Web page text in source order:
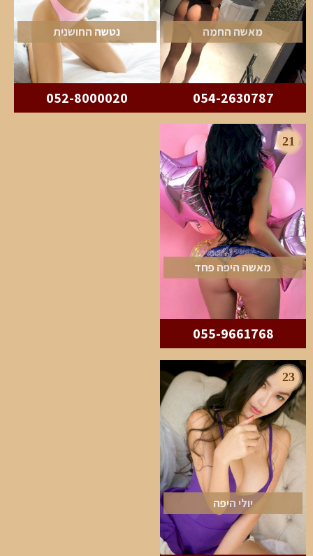
מאשה החמה
054-2630787
נטשה החושנית
052-8000020
21
מאשה היפה פחד
055-9661768
23
יולי היפה